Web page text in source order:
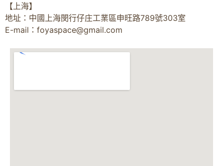
【上海】
地址：中國上海閔行仔庄工業區申旺路789號303室
E-mail： foyaspace@gmail.com